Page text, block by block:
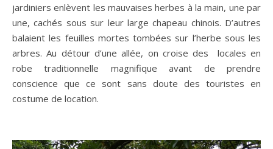
jardiniers enlèvent les mauvaises herbes à la main, une par
une, cachés sous sur leur large chapeau chinois. D’autres
balaient les feuilles mortes tombées sur l’herbe sous les
arbres. Au détour d’une allée, on croise des locales en
robe traditionnelle magnifique avant de prendre
conscience que ce sont sans doute des touristes en
costume de location.